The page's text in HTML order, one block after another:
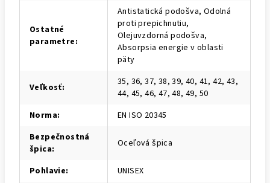
Ostatné
parametre:
Antistatická podošva, Odolná
proti prepichnutiu,
Olejuvzdorná podošva,
Absorpsia energie v oblasti
päty
Veľkosť:
35, 36, 37, 38, 39, 40, 41, 42, 43,
44, 45, 46, 47, 48, 49, 50
Norma:
EN ISO 20345
Bezpečnostná
špica: Oceľová špica
Pohlavie:
UNISEX